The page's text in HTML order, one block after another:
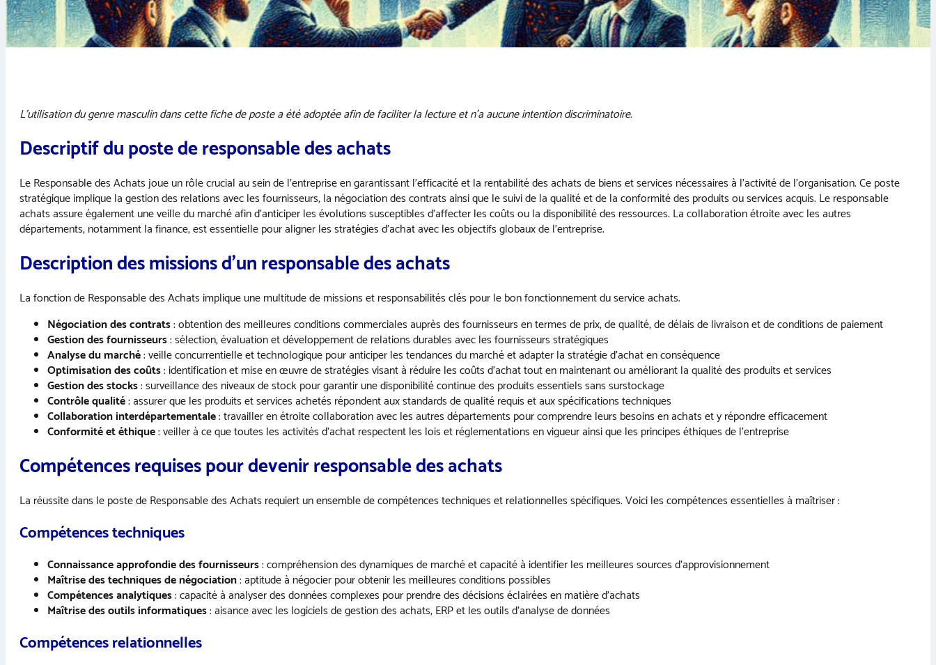
L’utilisation du genre masculin dans cette fiche de poste a été adoptée afin de faciliter la lecture et n’a aucune intention discriminatoire.
Descriptif du poste de responsable des achats
Le Responsable des Achats joue un rôle crucial au sein de l’entreprise en garantissant l’efficacité et la rentabilité des achats de biens et services nécessaires à l’activité de l’organisation. Ce poste
stratégique implique la gestion des relations avec les fournisseurs, la négociation des contrats ainsi que le suivi de la qualité et de la conformité des produits ou services acquis. Le responsable
achats assure également une veille du marché afin d’anticiper les évolutions susceptibles d’affecter les coûts ou la disponibilité des ressources. La collaboration étroite avec les autres
départements, notamment la finance, est essentielle pour aligner les stratégies d’achat avec les objectifs globaux de l’entreprise.
Description des missions d’unresponsable des achats
La fonction de Responsable des Achats implique une multitude de missions et responsabilités clés pour le bon fonctionnement du service achats.
Négociation des contrats: obtention des meilleures conditions commerciales auprès des fournisseurs en termes de prix, de qualité, de délais de livraison et de conditions de paiement
Gestion des fournisseurs: sélection, évaluation et développement de relations durables avec les fournisseurs stratégiques
Analyse du marché: veille concurrentielle et technologique pour anticiper les tendances du marché et adapter la stratégie d’achat en conséquence
Optimisation des coûts: identification et mise en œuvre de stratégies visant à réduire les coûts d’achat tout en maintenant ou améliorant la qualité des produits et services
Gestion des stocks: surveillance des niveaux de stock pour garantir une disponibilité continue des produits essentiels sans surstockage
Contrôle qualité: assurer que les produits et services achetés répondent aux standards de qualité requis et aux spécifications techniques
Collaboration interdépartementale: travailler en étroite collaboration avec les autres départements pour comprendre leurs besoins en achats et y répondre efficacement
Conformité et éthique: veiller à ce que toutes les activités d’achat respectent les lois et réglementations en vigueur ainsi que les principes éthiques de l’entreprise
Compétences requises pour devenirresponsable des achats
La réussite dans le poste de Responsable des Achats requiert un ensemble de compétences techniques et relationnelles spécifiques. Voici les compétences essentielles à maîtriser :
Compétences techniques
Connaissance approfondie des fournisseurs: compréhension des dynamiques de marché et capacité à identifier les meilleures sources d’approvisionnement
Maîtrise des techniques de négociation: aptitude à négocier pour obtenir les meilleures conditions possibles
Compétences analytiques: capacité à analyser des données complexes pour prendre des décisions éclairées en matière d’achats
Maîtrise des outils informatiques: aisance avec les logiciels de gestion des achats, ERP et les outils d’analyse de données
Compétences relationnelles